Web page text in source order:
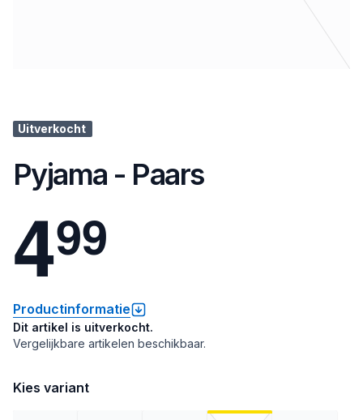
Uitverkocht
Pyjama - Paars
499
Productinformatie
Dit artikel is uitverkocht.
Vergelijkbare artikelen beschikbaar.
Kies variant